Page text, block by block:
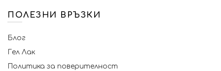
ПОЛЕЗНИ ВРЪЗКИ
Блог
Гел Лак
Политика за поверителност